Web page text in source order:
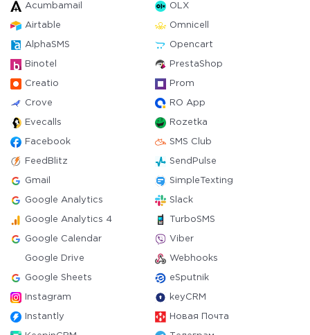
Acumbamail OLX
Airtable Omnicell
AlphaSMS Opencart
Binotel PrestaShop
Creatio Prom
Crove RO App
Evecalls Rozetka
Facebook SMS Club
FeedBlitz SendPulse
Gmail SimpleTexting
Google Analytics Slack
Google Analytics 4 TurboSMS
Google Calendar Viber
Google Drive Webhooks
Google Sheets eSputnik
Instagram keyCRM
Instantly Новая Почта